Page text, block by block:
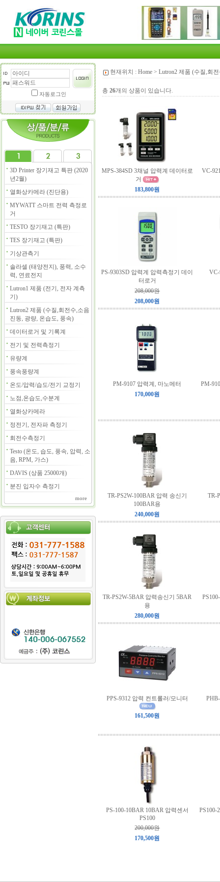
자동로그인
3D Printer 장기재고 특판 (2020
년2월)
열화상카메라 (진단용)
MYWATT 스마트 전력 측정로
거
TESTO 장기재고 (특판)
TES 장기재고 (특판)
기상관측기
솔라셀 (태양전지), 풍력, 소수
력, 연료전지
Lutron1 제품 (전기, 전자 계측
기)
Lutron2 제품 (수질,회전수,소음
진동, 광량, 온습도, 풍속)
데이터로거 및 기록계
전기 및 전력측정기
유량계
풍속풍량계
온도/압력/습도/전기 교정기
노점,온습도,수분계
열화상카메라
정전기, 전자파 측정기
회전수측정기
Testo (온도, 습도, 풍속, 압력, 소
음, RPM, 가스)
DAVIS (상품 25000개)
분진 입자수 측정기
more
현재위치 : Home > Lutron2 제품 (수질,회
총 26개의 상품이 있습니다.
MPS-384SD 3채널 압력계 데이터로
거
183,800원
VC-
PS-9303SD 압력계 압력측정기 데이
터로거
208,000원
208,000원
PM-9107 압력계, 마노메터
170,000원
PM-
TR-PS2W-100BAR 압력 송신기
100BAR용
240,000원
TR-
TR-PS2W-5BAR 압력송신기 5BAR
용
280,000원
PPS-9312 압력 컨트롤러/모니터
161,500원
PS-100-10BAR 10BAR 압력센서
PS100
200,000원
170,500원
PS100-